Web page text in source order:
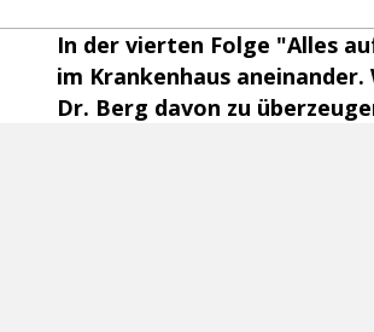
In der vierten Folge "Alles
im Krankenhaus
Dr. Berg davon zu